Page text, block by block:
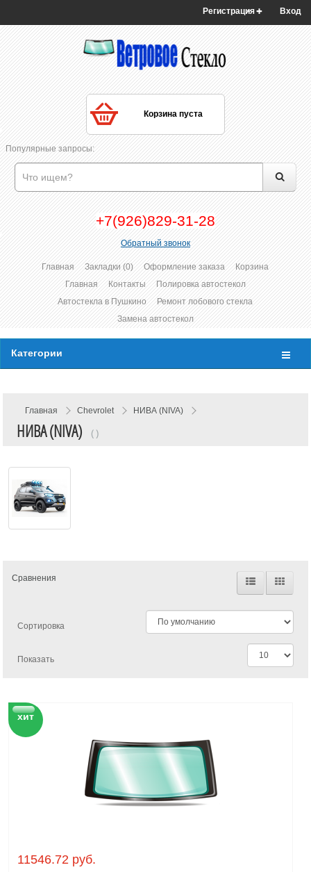
Вход
Регистрация
Корзина пуста
Популярные запросы:
+7(926)829-31-28
Обратный звонок
Главная Закладки (0) Оформление заказа
Корзина
Главная
Контакты
Полировка автостекол
Автостекла в Пушкино
Ремонт лобового стекла
Замена автостекол
Категории
Главная Chevrolet НИВА (NIVA)
НИВА (NIVA) ( )
Сравнения
Сортировка
Показать
хит
11546.72 руб.